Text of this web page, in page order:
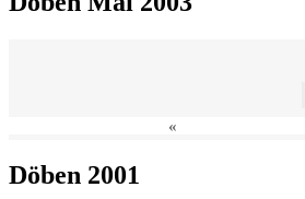
«
Döben 2001